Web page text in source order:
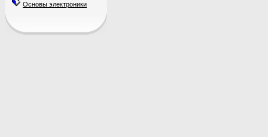
Основы электроники